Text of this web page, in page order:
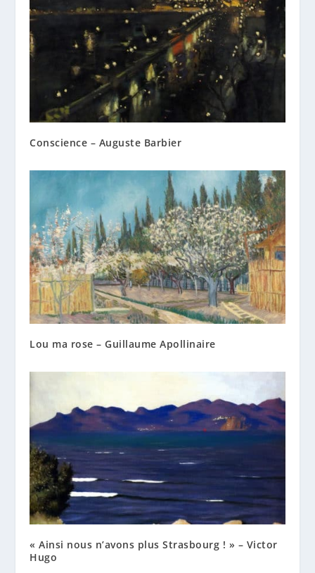
Conscience – Auguste Barbier
Lou ma rose – Guillaume Apollinaire
« Ainsi nous n’avons plus Strasbourg ! » – Victor
Hugo